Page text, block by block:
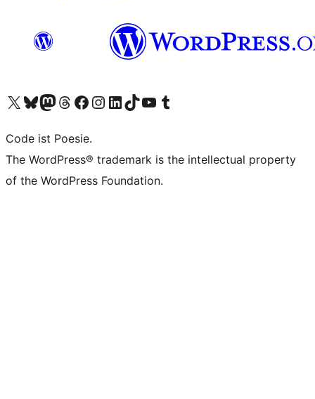
Das X-Konto (früher Twitter) von WordPress.org besuchen
Das Bluesky-Konto von WordPress.org besuchen
Das Mastodon-Konto von WordPress.org besuchen
Das Threads-Konto von WordPress.org besuchen
Die Facebook-Seite von WordPress.org besuchen
Das Instagram-Konto von WordPress.org besuchen
Das LinkedIn-Konto von WordPress.org besuchen
Das TikTok-Konto von WordPress.org besuchen
Den YouTube-Kanal von WordPress.org besuchen
Das Tumblr-Konto von WordPress.org besuchen
Code ist Poesie.
The WordPress® trademark is the intellectual property
of the WordPress Foundation.